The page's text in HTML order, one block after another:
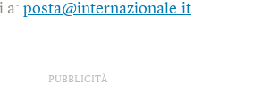
a: posta@internazionale.it
PUBBLICITÀ